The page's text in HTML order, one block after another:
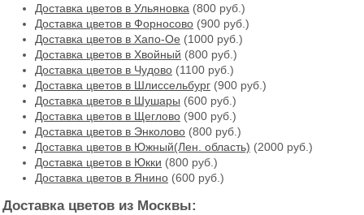
Доставка цветов в Ульяновка (800 руб.)
Доставка цветов в Форносово (900 руб.)
Доставка цветов в Хапо-Ое (1000 руб.)
Доставка цветов в Хвойный (800 руб.)
Доставка цветов в Чудово (1100 руб.)
Доставка цветов в Шлиссельбург (900 руб.)
Доставка цветов в Шушары (600 руб.)
Доставка цветов в Щеглово (900 руб.)
Доставка цветов в Энколово (800 руб.)
Доставка цветов в Южный(Лен. область) (2000 руб.)
Доставка цветов в Юкки (800 руб.)
Доставка цветов в Янино (600 руб.)
Доставка цветов из Москвы: